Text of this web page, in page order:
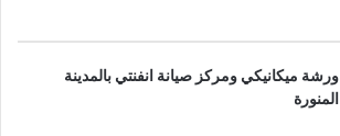
ورشة ميكانيكي ومركز صيانة انفنتي بالمدينة
المنورة